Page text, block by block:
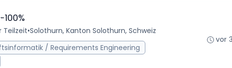
Teilzeit•Solothurn, Kanton Solothurn, Schweiz
/ Requirements Engineering
vor